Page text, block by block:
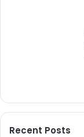
Recent Posts